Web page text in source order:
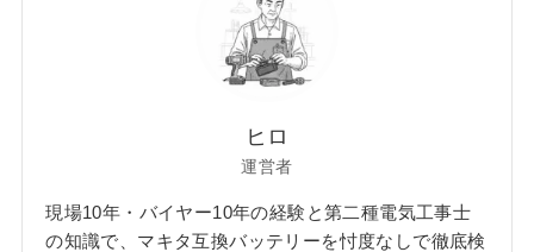
ヒロ
運営者
現場10年・バイヤー10年の経験と第二種電気工事士
の知識で、マキタ互換バッテリーを忖度なしで徹底検